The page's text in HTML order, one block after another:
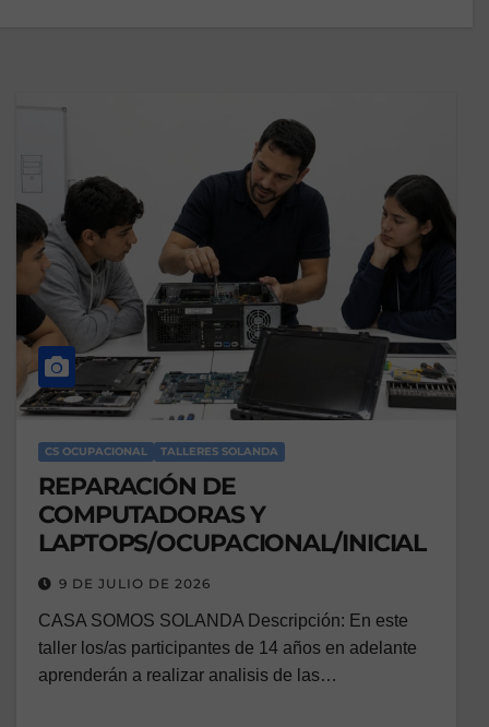
CS OCUPACIONAL TALLERES SOLANDA
REPARACIÓN DE
COMPUTADORAS Y
LAPTOPS/OCUPACIONAL/INICIAL
9 DE JULIO DE 2026
CASA SOMOS SOLANDA Descripción: En este
taller los/as participantes de 14 años en adelante
aprenderán a realizar analisis de las…